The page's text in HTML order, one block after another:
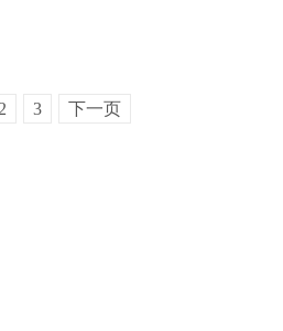
2 3 下一页